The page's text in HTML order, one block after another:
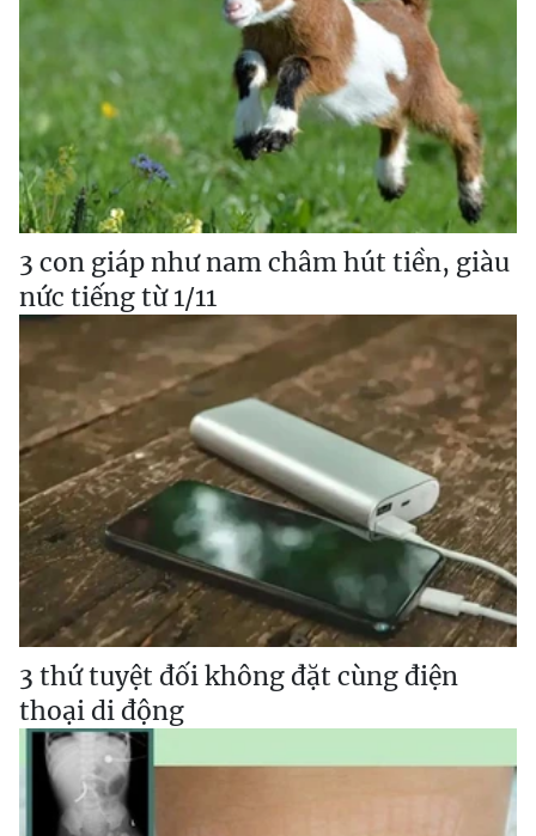
3 con giáp như nam châm hút tiền, giàu
nức tiếng từ 1/11
3 thứ tuyệt đối không đặt cùng điện
thoại di động